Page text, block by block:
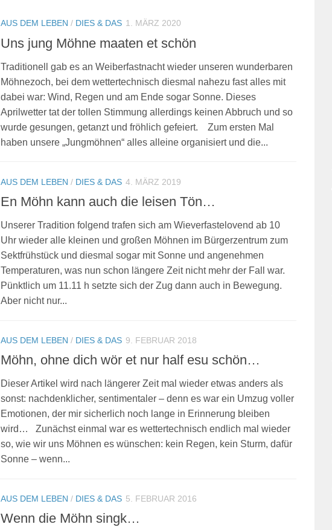
AUS DEM LEBEN / DIES & DAS 1. MÄRZ 2020
Uns jung Möhne maaten et schön
Traditionell gab es an Weiberfastnacht wieder unseren wunderbaren
Möhnezoch, bei dem wettertechnisch diesmal nahezu fast alles mit
dabei war: Wind, Regen und am Ende sogar Sonne. Dieses
Aprilwetter tat der tollen Stimmung allerdings keinen Abbruch und so
wurde gesungen, getanzt und fröhlich gefeiert. Zum ersten Mal
haben unsere „Jungmöhnen“ alles alleine organisiert und die...
AUS DEM LEBEN / DIES & DAS 4. MÄRZ 2019
En Möhn kann auch die leisen Tön…
Unserer Tradition folgend trafen sich am Wieverfastelovend ab 10
Uhr wieder alle kleinen und großen Möhnen im Bürgerzentrum zum
Sektfrühstück und diesmal sogar mit Sonne und angenehmen
Temperaturen, was nun schon längere Zeit nicht mehr der Fall war.
Pünktlich um 11.11 h setzte sich der Zug dann auch in Bewegung.
Aber nicht nur...
AUS DEM LEBEN / DIES & DAS 9. FEBRUAR 2018
Möhn, ohne dich wör et nur half esu schön…
Dieser Artikel wird nach längerer Zeit mal wieder etwas anders als
sonst: nachdenklicher, sentimentaler – denn es war ein Umzug voller
Emotionen, der mir sicherlich noch lange in Erinnerung bleiben
wird… Zunächst einmal war es wettertechnisch endlich mal wieder
so, wie wir uns Möhnen es wünschen: kein Regen, kein Sturm, dafür
Sonne – wenn...
AUS DEM LEBEN / DIES & DAS 5. FEBRUAR 2016
Wenn die Möhn singk…